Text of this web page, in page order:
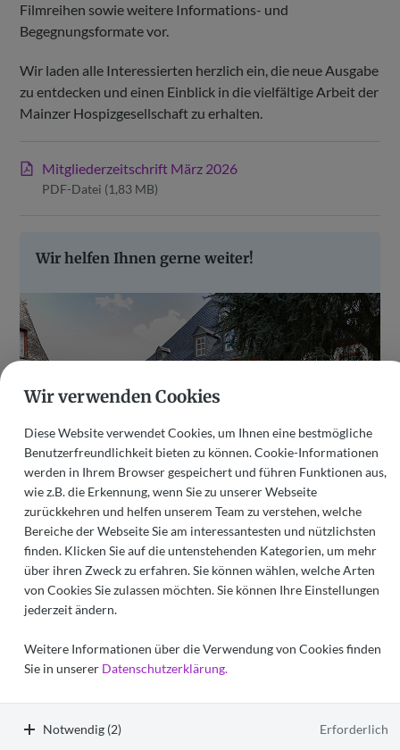
Filmreihen sowie weitere Informations- und
Begegnungsformate vor.
Wir laden alle Interessierten herzlich ein, die neue Ausgabe
zu entdecken und einen Einblick in die vielfältige Arbeit der
Mainzer Hospizgesellschaft zu erhalten.
Mitgliederzeitschrift März 2026
PDF-Datei (1,83 MB)
Wir helfen Ihnen gerne weiter!
Christophorus Hospiz
Mainz
+49 (0) 6131 971 09 0 E-Mail schreiben
alle Neuigkeiten ansehen
Wir verwenden Cookies
Diese Website verwendet Cookies, um Ihnen eine bestmögliche
Benutzerfreundlichkeit bieten zu können. Cookie-Informationen
werden in Ihrem Browser gespeichert und führen Funktionen aus,
wie z.B. die Erkennung, wenn Sie zu unserer Webseite
zurückkehren und helfen unserem Team zu verstehen, welche
Bereiche der Webseite Sie am interessantesten und nützlichsten
finden. Klicken Sie auf die untenstehenden Kategorien, um mehr
über ihren Zweck zu erfahren. Sie können wählen, welche Arten
von Cookies Sie zulassen möchten. Sie können Ihre Einstellungen
jederzeit ändern.
Weitere Informationen über die Verwendung von Cookies finden
Sie in unserer Datenschutzerklärung.
Notwendig (2) Erforderlich